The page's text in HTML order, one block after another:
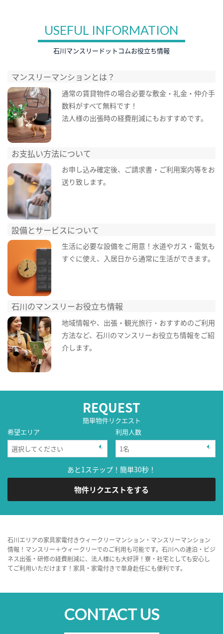
USEFUL INFORMATION
石川マンスリードットコムお役立ち情報
マンスリーマンションとは？
通常の賃貸物件の場合必要な敷金・礼金・仲介手
数料がすべて無料です！
法人様の出張時の経費削減にもおすすめです。
お支払い方法について
お申し込み確定後、ご請求書・ご利用案内等をお
送り致します。
設備とサービスについて
生活に必要な設備をご用意！水道やガス・電気も
すぐに使え、入居日から通常に生活ができます。
石川のマンスリーお役立ち情報
地域情報や、出張・観光旅行・おすすめのご利用
方法など、石川のマンスリーお役立ち情報をご紹
介します。
REQUEST
簡単物件リクエスト
希望エリア
利用人数
あと1ステップ！簡単30秒！
物件リクエストをする
石川エリアの家具家電付きウィークリーマンション・マンスリーマンション
情報！マンスリー＋ウィークリーでのご利用も可能です。石川への連泊・ビジ
ネス出張・研修の経費削減に、法人様にも大好評！寮・社宅としても安心し
てご利用いただけます！家具・家電付きで単身赴任にも便利です。
CONTACT US